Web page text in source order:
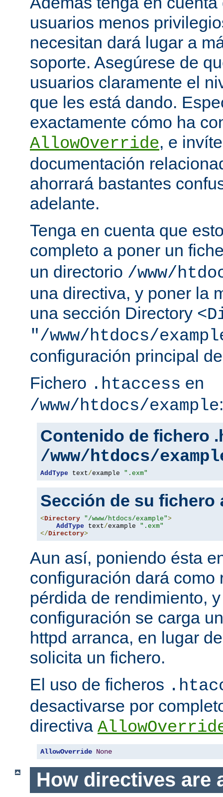
usuarios menos
necesitan dará lugar a
soporte. Asegúrese de
usuarios claramente el
que les está dando.
exactamente cómo ha
AllowOverride, e
documentación
ahorrará bastantes
adelante.
Tenga en cuenta que
completo a poner un
un directorio /www/
una directiva, y poner la
una sección Directory
"/www/htdocs/
configuración principal
Fichero .htaccess en
/www/htdocs/example:
Contenido de fichero
/www/htdocs/
AddType text/example ".exm"
Sección de su fichero
<Directory "/www/htdocs/example">
AddType text/example ".exm"
</Directory>
Aun así, poniendo ésta
configuración dará como
pérdida de rendimiento,
configuración se carga
httpd arranca, en lugar
solicita un fichero.
El uso de ficheros
desactivarse por
directiva
AllowOverride None
How directives are